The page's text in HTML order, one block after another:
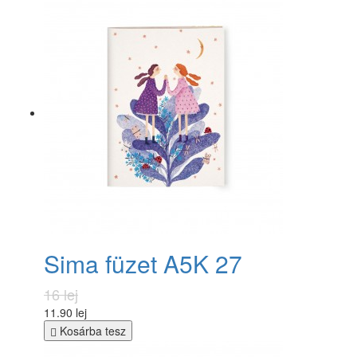
Sima füzet A5K 27
16 lej
11.90 lej
Kosárba tesz